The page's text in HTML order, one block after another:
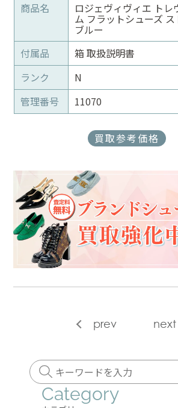
商品名
ロジェヴィヴィエ トレ
ム フラットシューズ
ブルー
付属品
箱 取扱説明書
ランク
N
管理番号
11070
買取参考価格
prev next
Category